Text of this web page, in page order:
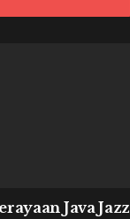
Java Jazz